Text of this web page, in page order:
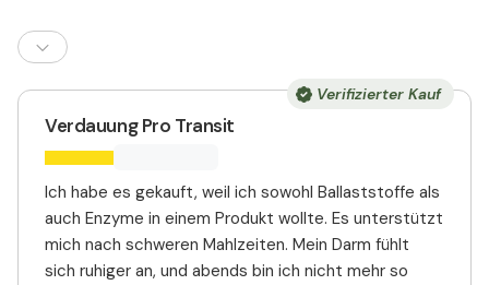
Verifizierter Kauf
Verdauung Pro Transit
Ich habe es gekauft, weil ich sowohl Ballaststoffe als
auch Enzyme in einem Produkt wollte. Es unterstützt
mich nach schweren Mahlzeiten. Mein Darm fühlt
sich ruhiger an, und abends bin ich nicht mehr so